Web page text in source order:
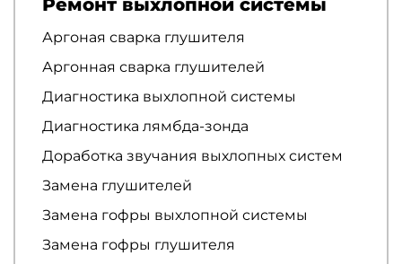
Ремонт выхлопной системы
Аргоная сварка глушителя
Аргонная сварка глушителей
Диагностика выхлопной системы
Диагностика лямбда-зонда
Доработка звучания выхлопных систем
Замена глушителей
Замена гофры выхлопной системы
Замена гофры глушителя